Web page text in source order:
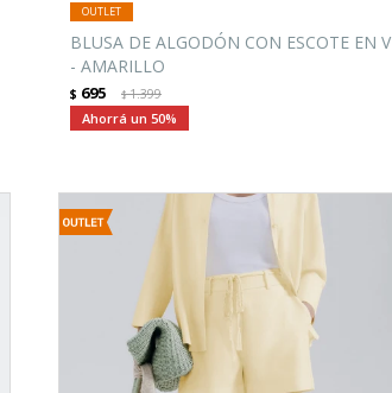
BLUSA DE ALGODÓN CON ESCOTE EN V
- AMARILLO
$ 695 $1.399
50